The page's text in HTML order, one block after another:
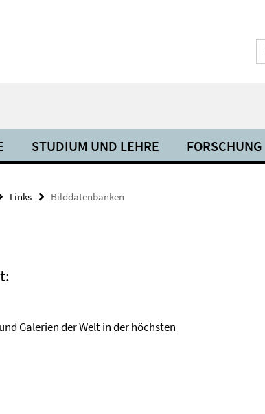
STUDIUM UND LEHRE FORSCHUNG
Links Bilddatenbanken
Galerien der Welt in der höchsten